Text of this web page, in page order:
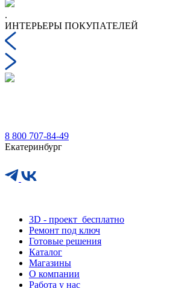
.
ИНТЕРЬЕРЫ ПОКУПАТЕЛЕЙ
8 800 707-84-49
Екатеринбург
3D - проект бесплатно
Ремонт под ключ
Готовые решения
Каталог
Магазины
О компании
Работа у нас